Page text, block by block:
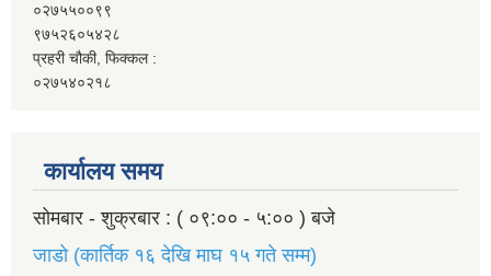
०२७५५००९९
९७५२६०५४२८
प्रहरी चौकी, फिक्कल :
०२७५४०२१८
कार्यालय समय
सोमबार - शुक्रबार : ( ०९:०० - ५:०० ) बजे
जाडो (कार्तिक १६ देखि माघ १५ गते सम्म)